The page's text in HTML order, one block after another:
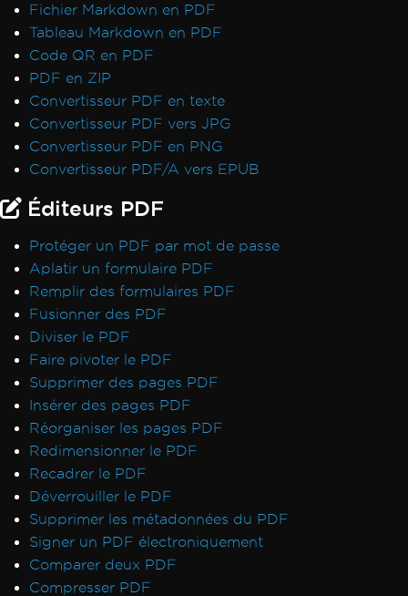
Messages d'exception
Accès au chemin 'Global-
IronSoftwareDeploymentGlobal' refusé
502 Mauvaise passerelle
Erreur lors de l'établissement d'une
connexion au serveur de licences
Erreur lors du déploiement des
dépendances de Chrome
dépendances de Pdfium
Erreur lors de l'ouverture d'un document à
partir de bytes : 'mauvaise allocation'
Échec du déploiement du package NuGet
Le processus GPU n'est pas utilisable
Code de retour invalide de
CefExecuteProcess de 0
IronPDF ne peut pas ouvrir / analyser un
fichier PDF spécifique
Exception native IronPDF
IronPDFAssemblyVersionMismatchException
Service réseau crashé, redémarrage du
service
Aucune fonction trouvée avec le nom
SetLogEvent avec le code d'erreur (127)
Le registre n'est pas supporté sur cette
plateforme
Fichier Markdown en PDF
Tableau Markdown en PDF
Code QR en PDF
PDF en ZIP
Convertisseur PDF en texte
Convertisseur PDF vers JPG
Convertisseur PDF en PNG
Convertisseur PDF/A vers EPUB
Éditeurs PDF
Protéger un PDF par mot de passe
Aplatir un formulaire PDF
Remplir des formulaires PDF
Fusionner des PDF
Diviser le PDF
Faire pivoter le PDF
Supprimer des pages PDF
Insérer des pages PDF
Réorganiser les pages PDF
Redimensionner le PDF
Recadrer le PDF
Déverrouiller le PDF
Supprimer les métadonnées du PDF
Signer un PDF électroniquement
Comparer deux PDF
Compresser PDF